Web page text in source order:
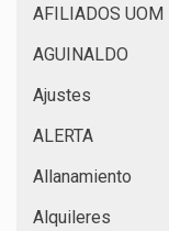
AFILIADOS UOM
AGUINALDO
Ajustes
ALERTA
Allanamiento
Alquileres